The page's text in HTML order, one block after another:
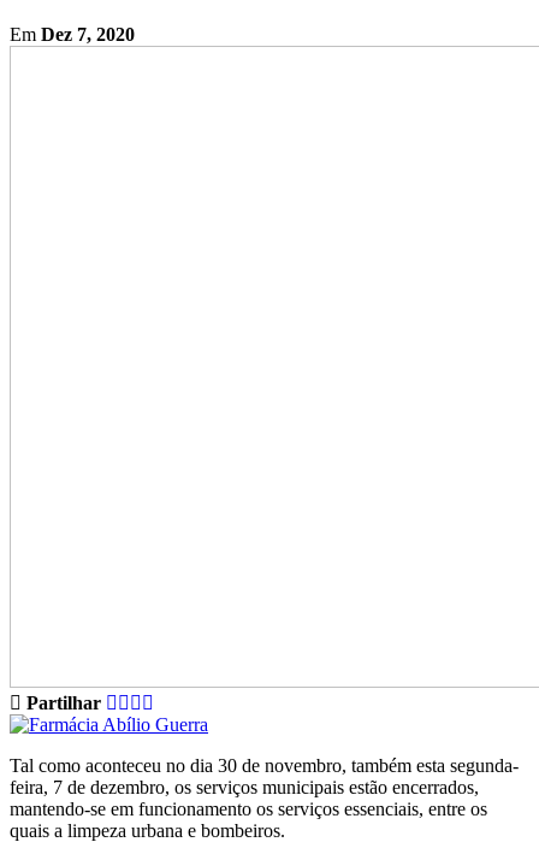
Em Dez 7, 2020
Partilhar
Tal como aconteceu no dia 30 de novembro, também esta segunda-
feira, 7 de dezembro, os serviços municipais estão encerrados,
mantendo-se em funcionamento os serviços essenciais, entre os
quais a limpeza urbana e bombeiros.